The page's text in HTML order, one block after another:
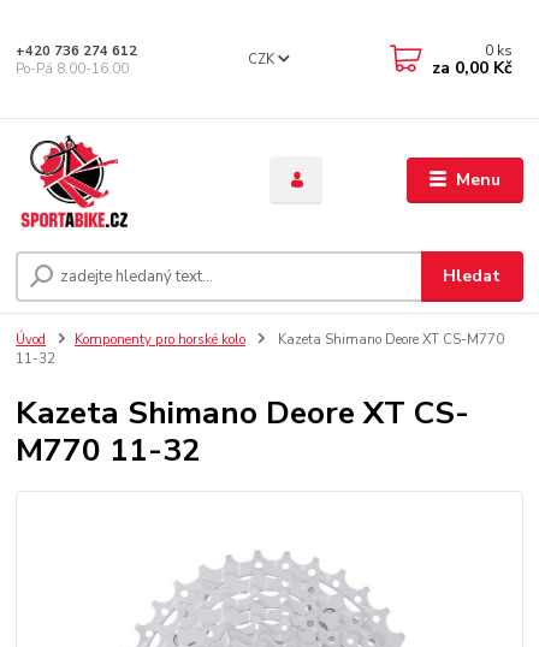
Menu
CZK
Hledat
+420 736 274 612
Po-Pá 8.00-16.00
0 ks
za 0,00 Kč
Úvod Komponenty pro horské kolo
Kazeta Shimano Deore XT CS-M770
11-32
Kazeta Shimano Deore XT CS-
M770 11-32